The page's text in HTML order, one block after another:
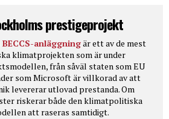
prestigeprojekt
anläggningär ett av de mest
klimatprojekten som är under
från såväl staten som EU
som Microsoft är villkorad av att
levererar utlovad prestanda. Om
riskerar både den klimatpolitiska
att raseras samtidigt.